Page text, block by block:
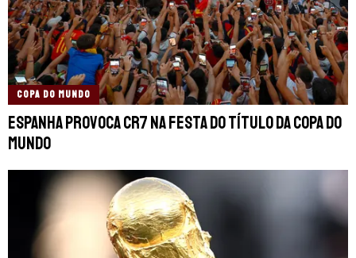
COPA DO MUNDO
Espanha provoca CR7 na festa do título da Copa do
Mundo